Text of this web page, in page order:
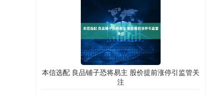
本信选配 良品铺子恐将易主 股价提前涨停引监管关
注